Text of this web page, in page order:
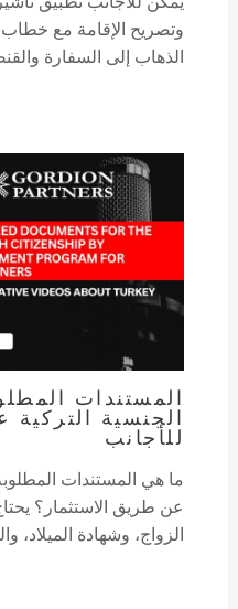
وتصريح الإقامة مع خطاب
الذهاب إلى السفارة
المستندات
الجنسية التركية
للأجانب
ما هي المستندات
عن طريق الاستثمار؟
الزواج، وشهادة الميلاد،